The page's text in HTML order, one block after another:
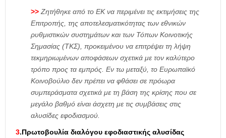
>> Ζητήθηκε από το ΕΚ να περιμένει τις εκτιμήσεις της
Επιτροπής, της αποτελεσματικότητας των εθνικών
ρυθμιστικών συστημάτων και των Τόπων Κοινοτικής
Σημασίας (ΤΚΣ), προκειμένου να επιτρέψει τη λήψη
τεκμηριωμένων αποφάσεων σχετικά με τον καλύτερο
τρόπο προς τα εμπρός. Εν τω μεταξύ, το Ευρωπαϊκό
Κοινοβούλιο δεν πρέπει να φθάσει σε πρόωρα
συμπεράσματα σχετικά με τη βάση της κρίσης που σε
μεγάλο βαθμό είναι άσχετη με τις συμβάσεις στις
αλυσίδες εφοδιασμού.
3.Πρωτοβουλία διαλόγου εφοδιαστικής αλυσίδας